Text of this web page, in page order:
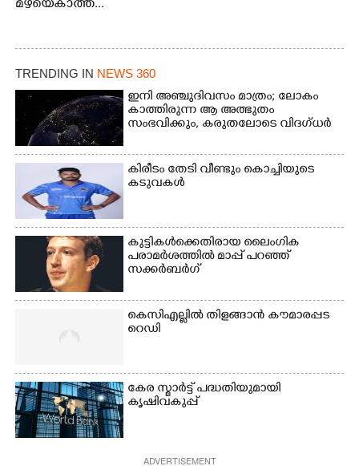
മഴയെകാത്ത്...
TRENDING IN NEWS 360
ഇനി അഞ്ചുദിവസം മാത്രം; ലോകം
കാത്തിരുന്ന ആ അത്ഭുതം
സംഭവിക്കും, കരുതലോടെ വിദഗ്ധർ
കിരീ‌ടം തേടി വീണ്ടും കൊച്ചിയുടെ
കടുവകൾ
കുട്ടികൾക്കെതിരായ ലൈംഗിക
പരാമർശത്തിൽ മാപ്പ് പറഞ്ഞ്
സക്കർബർഗ്
കെസിഎല്ലിൽ തിളങ്ങാൻ കൗമാരപ്പട
റെഡി
കേര സ്മാർട്ട് പദ്ധതിയുമായി
കൃഷിവകുപ്പ്
ADVERTISEMENT